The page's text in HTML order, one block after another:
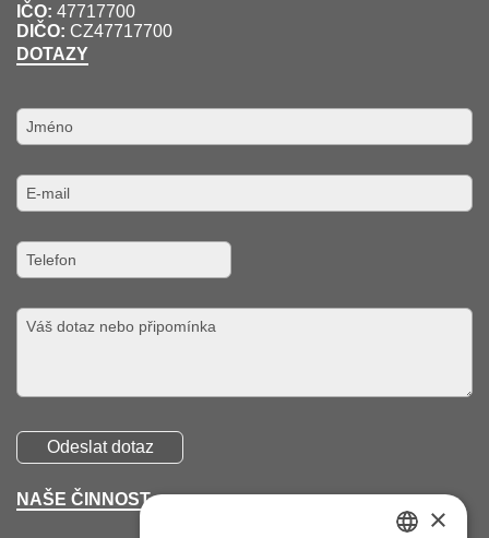
IČO: 47717700
DIČO: CZ47717700
DOTAZY
NAŠE ČINNOST
×